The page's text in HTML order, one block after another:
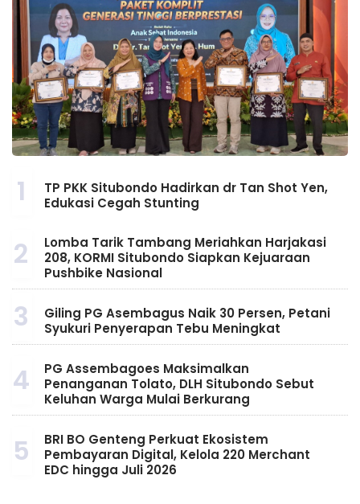
1
TP PKK Situbondo Hadirkan dr Tan Shot Yen,
Edukasi Cegah Stunting
2
Lomba Tarik Tambang Meriahkan Harjakasi
208, KORMI Situbondo Siapkan Kejuaraan
Pushbike Nasional
3
Giling PG Asembagus Naik 30 Persen, Petani
Syukuri Penyerapan Tebu Meningkat
4
PG Assembagoes Maksimalkan
Penanganan Tolato, DLH Situbondo Sebut
Keluhan Warga Mulai Berkurang
5
BRI BO Genteng Perkuat Ekosistem
Pembayaran Digital, Kelola 220 Merchant
EDC hingga Juli 2026